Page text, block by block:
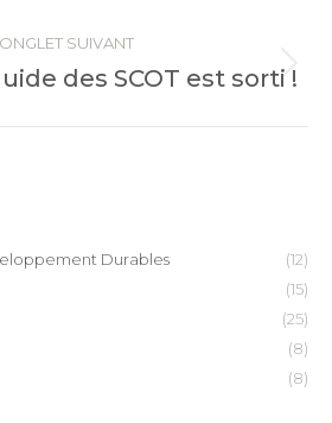
ONGLET SUIVANT
Onglet
des SCOT est sorti !
Durables
(12)
(15)
(25)
(8)
(8)